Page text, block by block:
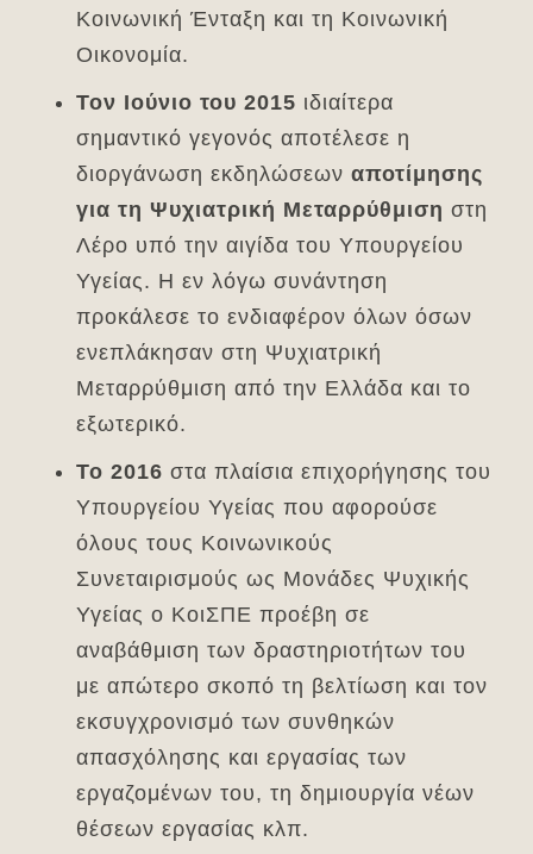
Κοινωνική Ένταξη και τη Κοινωνική
Οικονομία.
Τον Ιούνιο του 2015 ιδιαίτερα
σημαντικό γεγονός αποτέλεσε η
διοργάνωση εκδηλώσεων αποτίμησης
για τη Ψυχιατρική Μεταρρύθμιση στη
Λέρο υπό την αιγίδα του Υπουργείου
Υγείας. Η εν λόγω συνάντηση
προκάλεσε το ενδιαφέρον όλων όσων
ενεπλάκησαν στη Ψυχιατρική
Μεταρρύθμιση από την Ελλάδα και το
εξωτερικό.
Το 2016 στα πλαίσια επιχορήγησης του
Υπουργείου Υγείας που αφορούσε
όλους τους Κοινωνικούς
Συνεταιρισμούς ως Μονάδες Ψυχικής
Υγείας ο ΚοιΣΠΕ προέβη σε
αναβάθμιση των δραστηριοτήτων του
με απώτερο σκοπό τη βελτίωση και τον
εκσυγχρονισμό των συνθηκών
απασχόλησης και εργασίας των
εργαζομένων του, τη δημιουργία νέων
θέσεων εργασίας κλπ.